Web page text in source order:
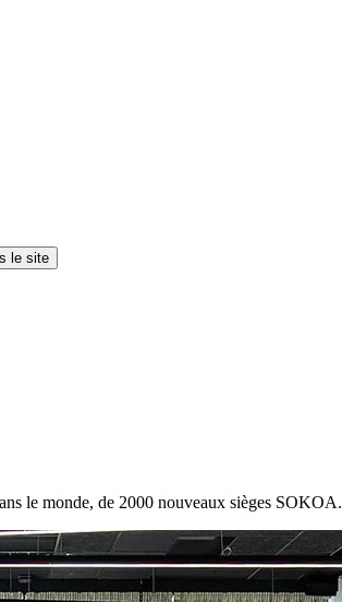
le monde, de 2000 nouveaux sièges SOKOA.